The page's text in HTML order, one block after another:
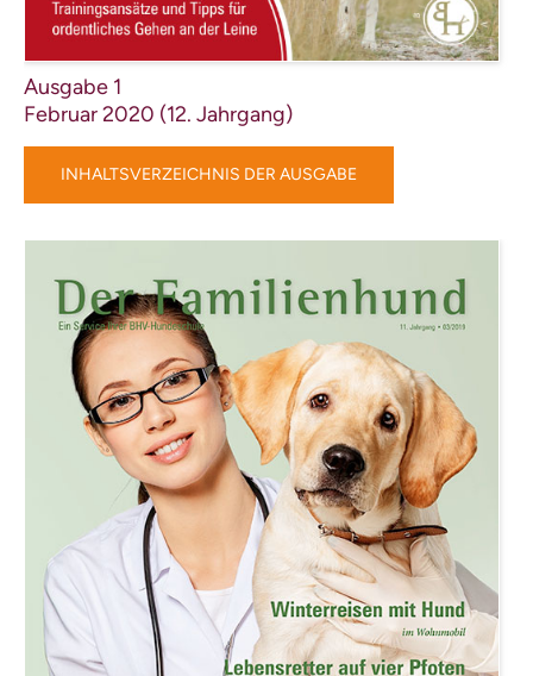
Ausgabe 1
Februar 2020 (12. Jahrgang)
INHALTSVERZEICHNIS DER AUSGABE